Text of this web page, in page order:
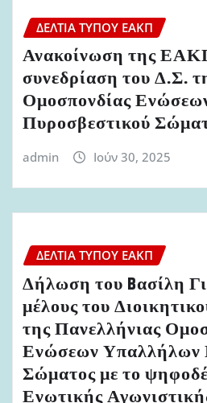
ΔΕΛΤΊΑ ΤΎΠΟΥ ΕΑΚΠ
Ανακοίνωση της
συνεδρίαση του Δ.Σ.
Ομοσπονδίας
Πυροσβεστικού
admin Ιούν 30, 2025
ΔΕΛΤΊΑ ΤΎΠΟΥ ΕΑΚΠ
Δήλωση του Bασίλη
μέλους του
της Πανελλήνιας
Ενώσεων Υπαλλήλων
Σώματος με το
Ενωτικής